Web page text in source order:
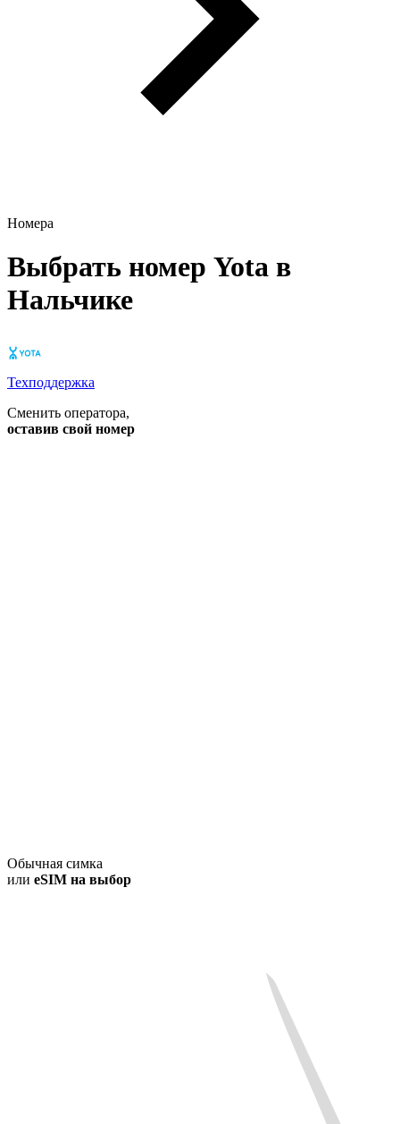
Номера
Выбрать номер Yota в
Нальчике
Техподдержка
Сменить оператора,
оставив свой номер
Обычная симка
или eSIM на выбор